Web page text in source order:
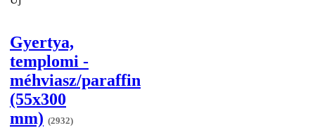
Gyertya,
templomi -
méhviasz/paraffin
(55x300
mm) (2932)